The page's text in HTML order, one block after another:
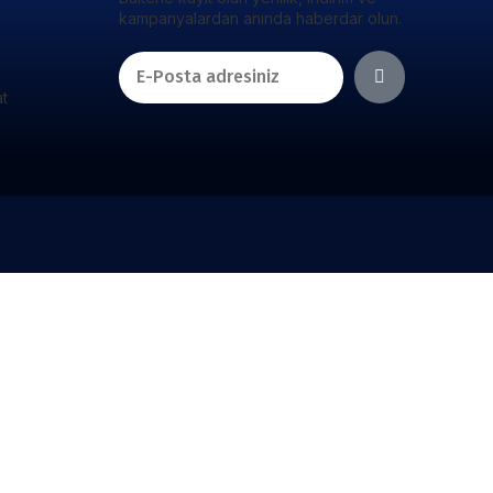
kampanyalardan anında haberdar olun.